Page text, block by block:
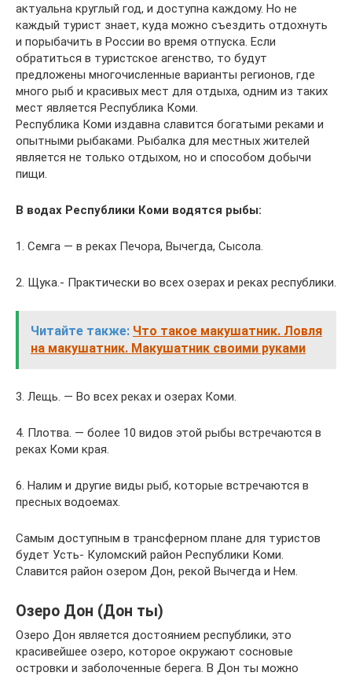
актуальна круглый год, и доступна каждому. Но не
каждый турист знает, куда можно съездить отдохнуть
и порыбачить в России во время отпуска. Если
обратиться в туристское агенство, то будут
предложены многочисленные варианты регионов, где
много рыб и красивых мест для отдыха, одним из таких
мест является Республика Коми.
Республика Коми издавна славится богатыми реками и
опытными рыбаками. Рыбалка для местных жителей
является не только отдыхом, но и способом добычи
пищи.
В водах Республики Коми водятся рыбы:
1. Семга — в реках Печора, Вычегда, Сысола.
2. Щука.- Практически во всех озерах и реках республики.
Читайте также: Что такое макушатник. Ловля
на макушатник. Макушатник своими руками
3. Лещь. — Во всех реках и озерах Коми.
4. Плотва. — более 10 видов этой рыбы встречаются в
реках Коми края.
6. Налим и другие виды рыб, которые встречаются в
пресных водоемах.
Самым доступным в трансферном плане для туристов
будет Усть- Куломский район Республики Коми.
Славится район озером Дон, рекой Вычегда и Нем.
Озеро Дон (Дон ты)
Озеро Дон является достоянием республики, это
красивейшее озеро, которое окружают сосновые
островки и заболоченные берега. В Дон ты можно